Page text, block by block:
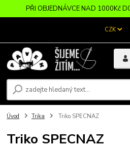
PŘI OBJEDNÁVCE NAD 1000Kč
CZK
Úvod Trika Triko SPECNAZ
Triko SPECNAZ